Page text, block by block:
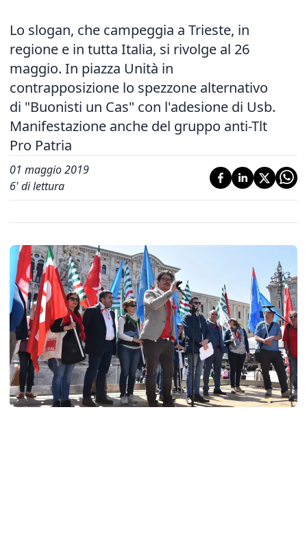
Lo slogan, che campeggia a Trieste, in
regione e in tutta Italia, si rivolge al 26
maggio. In piazza Unità in
contrapposizione lo spezzone alternativo
di "Buonisti un Cas" con l'adesione di Usb.
Manifestazione anche del gruppo anti-Tlt
Pro Patria
01 maggio 2019
6' di lettura